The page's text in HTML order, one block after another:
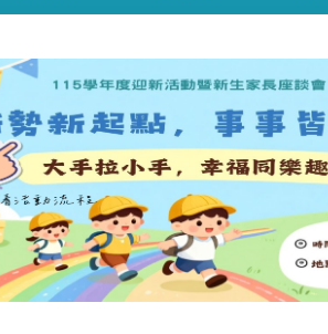
學年度第1學